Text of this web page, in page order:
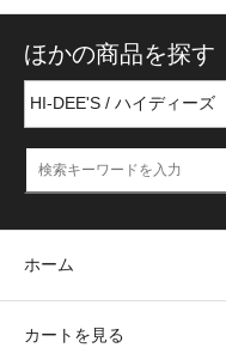
ほかの商品を探す
ホーム
カートを見る